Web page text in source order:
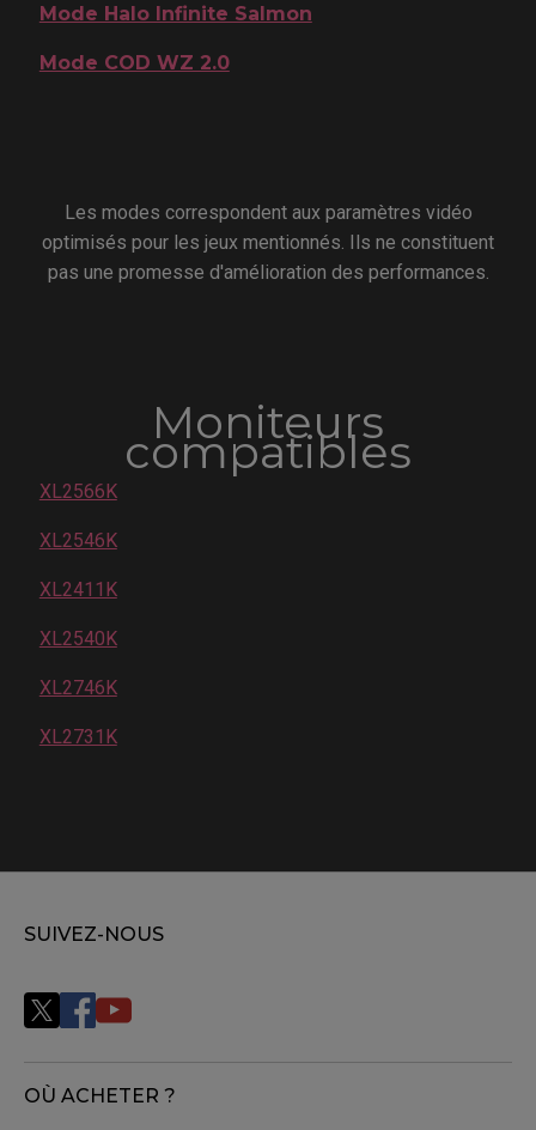
Mode Halo Infinite Salmon
Mode COD WZ 2.0
Les modes correspondent aux paramètres vidéo
optimisés pour les jeux mentionnés. Ils ne constituent
pas une promesse d'amélioration des performances.
Moniteurs
compatibles
XL2566K
XL2546K
XL2411K
XL2540K
XL2746K
XL2731K
SUIVEZ-NOUS
OÙ ACHETER ?